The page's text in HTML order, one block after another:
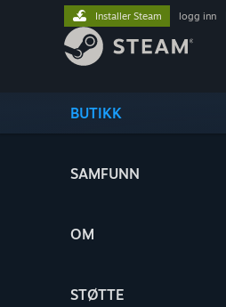
BUTIKK
SAMFUNN
OM
STØTTE
Installer Steam logg inn